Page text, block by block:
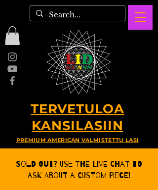
TERVETULOA
KANSILASIIN
PREMIUM AMERICAN VALMISTETTU LASI
Sold Out? Use the Live CHat to
ask about a Custom Piece!